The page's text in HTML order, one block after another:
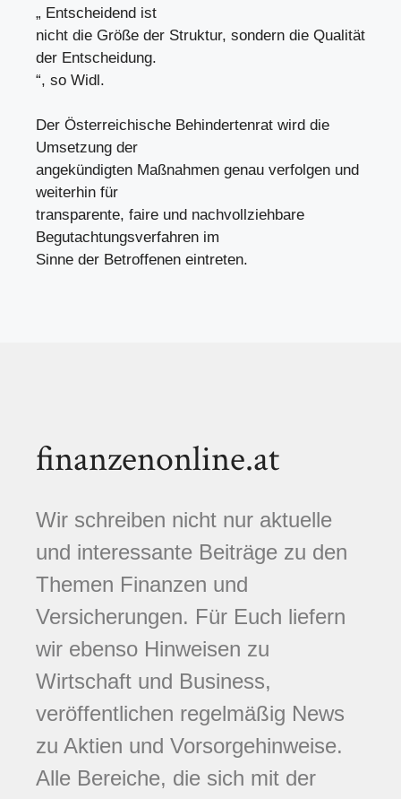
„ Entscheidend ist
nicht die Größe der Struktur, sondern die Qualität
der Entscheidung.
“, so Widl.
Der Österreichische Behindertenrat wird die
Umsetzung der
angekündigten Maßnahmen genau verfolgen und
weiterhin für
transparente, faire und nachvollziehbare
Begutachtungsverfahren im
Sinne der Betroffenen eintreten.
finanzenonline.at
Wir schreiben nicht nur aktuelle
und interessante Beiträge zu den
Themen Finanzen und
Versicherungen. Für Euch liefern
wir ebenso Hinweisen zu
Wirtschaft und Business,
veröffentlichen regelmäßig News
zu Aktien und Vorsorgehinweise.
Alle Bereiche, die sich mit der